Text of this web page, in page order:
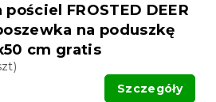
FROSTED DEER
na poduszkę
cm gratis
Szczegóły